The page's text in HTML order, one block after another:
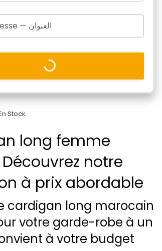
Stock
long femme
notre
à prix abordable
cardigan long marocain
votre garde-robe à un
à votre budget